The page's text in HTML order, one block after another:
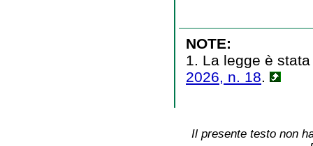
NOTE:
1. La legge è
2026, n. 18
Il presente testo non